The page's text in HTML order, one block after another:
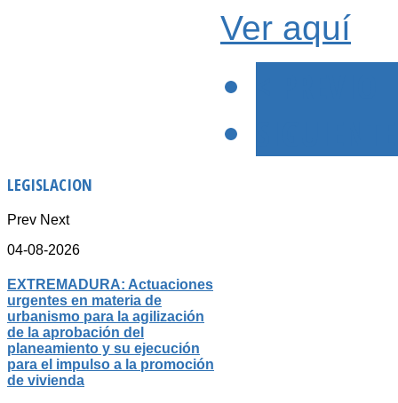
Ver aquí
LEGISLACION
Prev Next
04-08-2026
EXTREMADURA: Actuaciones
urgentes en materia de
urbanismo para la agilización
de la aprobación del
planeamiento y su ejecución
para el impulso a la promoción
de vivienda